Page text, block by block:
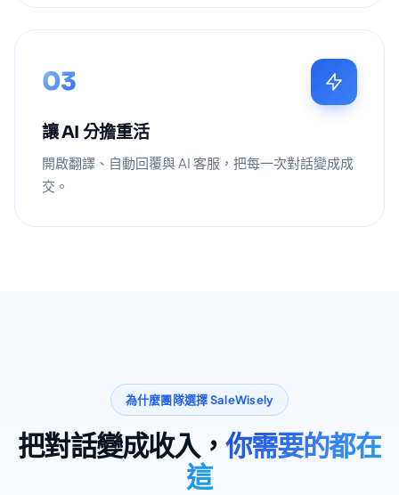
03
讓 AI 分擔重活
開啟翻譯、自動回覆與 AI 客服，把每一次對話變成成
交。
為什麼團隊選擇 SaleWisely
把對話變成收入，你需要的都在
這